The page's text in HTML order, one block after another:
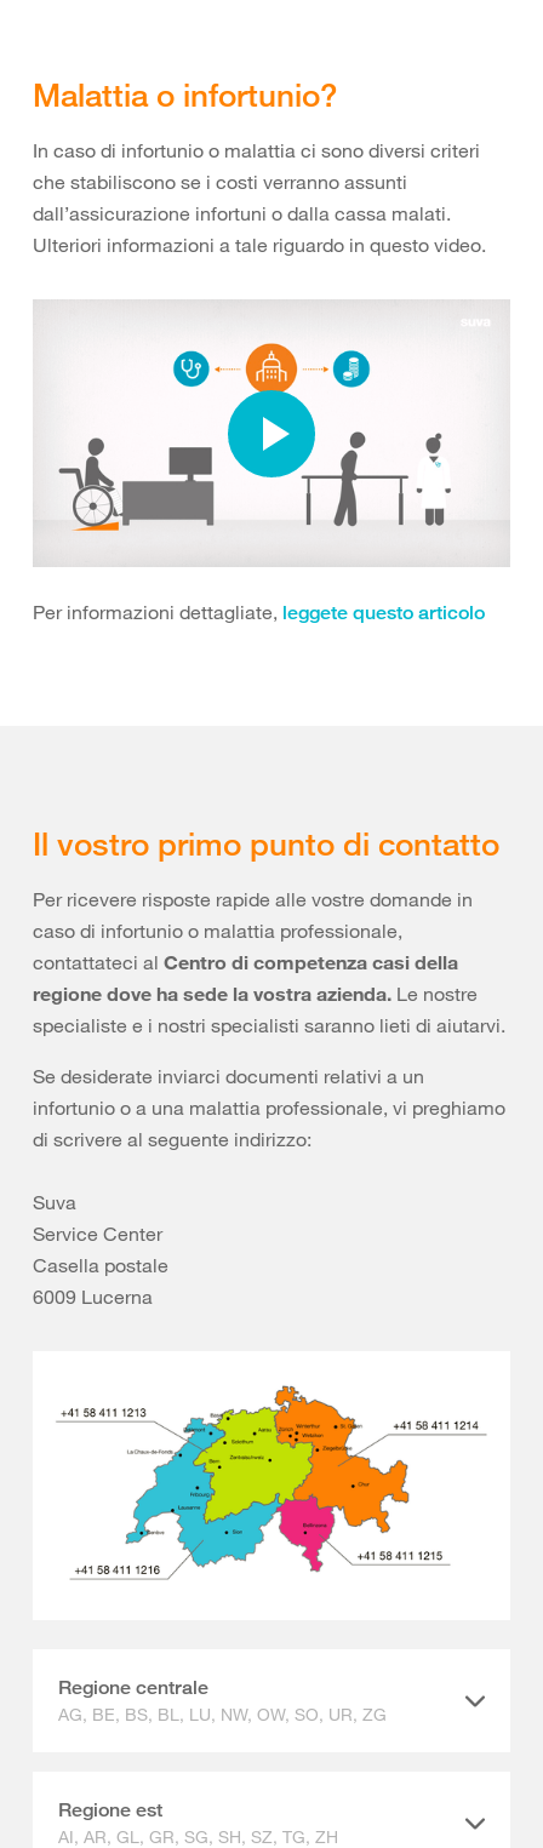
Malattia o infortunio?
In caso di infortunio o malattia ci sono diversi criteri
che stabiliscono se i costi verranno assunti
dall’assicurazione infortuni o dalla cassa malati.
Ulteriori informazioni a tale riguardo in questo video.
Per informazioni dettagliate, leggete questo articolo
Il vostro primo punto di contatto
Per ricevere risposte rapide alle vostre domande in
caso di infortunio o malattia professionale,
contattateci al Centro di competenza casi della
regione dove ha sede la vostra azienda. Le nostre
specialiste e i nostri specialisti saranno lieti di aiutarvi.
Se desiderate inviarci documenti relativi a un
infortunio o a una malattia professionale, vi preghiamo
di scrivere al seguente indirizzo:
Suva
Service Center
Casella postale
6009 Lucerna
Regione centrale
AG, BE, BS, BL, LU, NW, OW, SO, UR, ZG
Regione est
AI, AR, GL, GR, SG, SH, SZ, TG, ZH